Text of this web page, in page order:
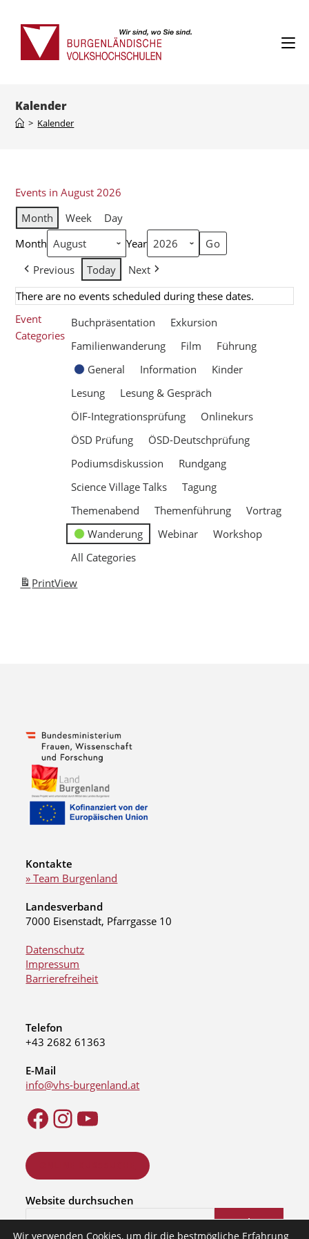
Kalender
> Kalender
Events in August 2026
Month
Week
Day
Month
Year
Previous
Today
Next
There are no events scheduled during these dates.
Event
Categories
Buchpräsentation
Exkursion
Familienwanderung
Film
Führung
General
Information
Kinder
Lesung
Lesung & Gespräch
ÖIF-Integrationsprüfung
Onlinekurs
ÖSD Prüfung
ÖSD-Deutschprüfung
Podiumsdiskussion
Rundgang
Science Village Talks
Tagung
Themenabend
Themenführung
Vortrag
Wanderung
Webinar
Workshop
All Categories
PrintView
Kontakte
» Team Burgenland
Landesverband
7000 Eisenstadt, Pfarrgasse 10
Datenschutz
Impressum
Barrierefreiheit
Telefon
+43 2682 61363
E-Mail
info@vhs-burgenland.at
Website durchsuchen
Suchen
Wir verwenden Cookies, um dir die bestmögliche Erfahrung